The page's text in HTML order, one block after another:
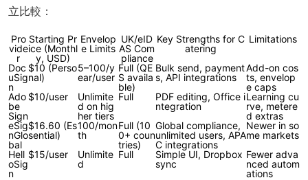
立比較：
Pro
vide
r
Starting Pr
ice (Monthl
y, USD)
Envelop
e Limits
UK/eID
AS Com
pliance
Key Strengths for C
atering
Limitations
Doc
uSig
n
$10 (Perso
nal)
5–100/y
ear/user
Full (QE
S availa
ble)
Bulk send, payment
s, API integrations
Add-on cos
ts, envelop
e caps
Ado
be
Sign
$10/user
Unlimite
d on hig
her tiers
Full
PDF editing, Office i
ntegration
Learning cu
rve, metere
d extras
eSig
nGlo
bal
$16.60 (Es
sential)
100/mon
th
Full (10
0+ coun
tries)
Global compliance,
unlimited users, APA
C integrations
Newer in so
me markets
Hell
oSig
n
$15/user
Unlimite
d
Full
Simple UI, Dropbox
sync
Fewer adva
nced autom
ations